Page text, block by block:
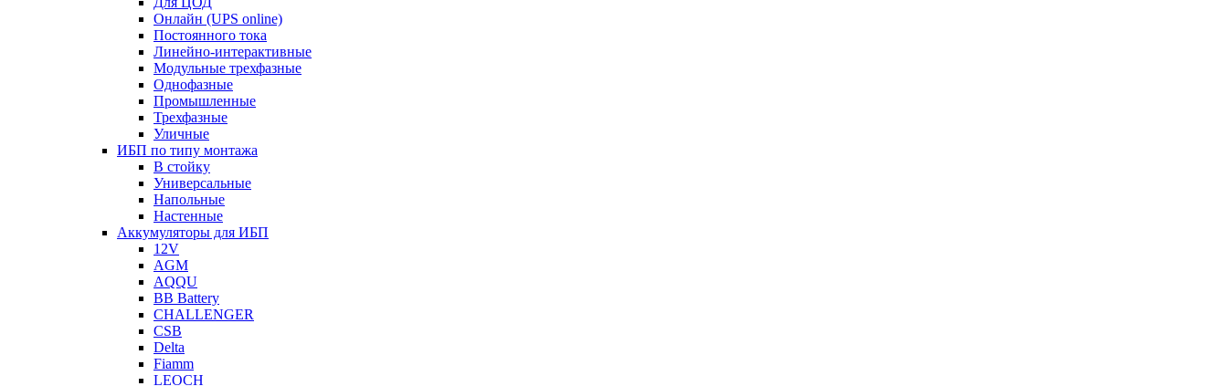
Онлайн (UPS online)
Постоянного тока
Линейно-интерактивные
Модульные трехфазные
Однофазные
Промышленные
Трехфазные
Уличные
ИБП по типу монтажа
В стойку
Универсальные
Напольные
Настенные
Аккумуляторы для ИБП
12V
AGM
AQQU
BB Battery
CHALLENGER
CSB
Delta
Fiamm
LEOCH